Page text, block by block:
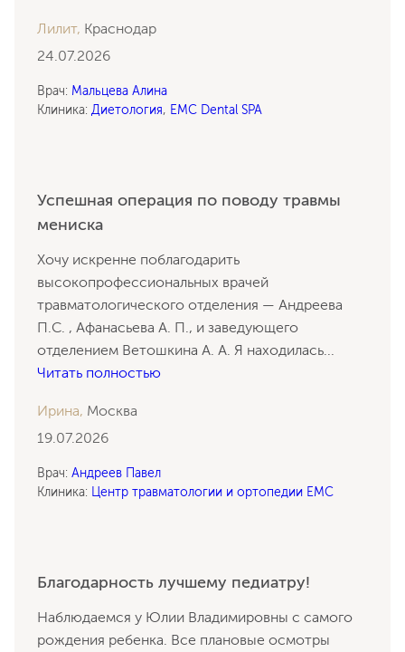
Лилит, Краснодар
24.07.2026
Врач: Мальцева Алина
Клиника: Диетология, EMC Dental SPA
Успешная операция по поводу травмы
мениска
Хочу искренне поблагодарить
высокопрофессиональных врачей
травматологического отделения — Андреева
П.С. , Афанасьева А. П., и заведующего
отделением Ветошкина А. А. Я находилась...
Читать полностью
Ирина, Москва
19.07.2026
Врач: Андреев Павел
Клиника: Центр травматологии и ортопедии EMC
Благодарность лучшему педиатру!
Наблюдаемся у Юлии Владимировны с самого
рождения ребенка. Все плановые осмотры